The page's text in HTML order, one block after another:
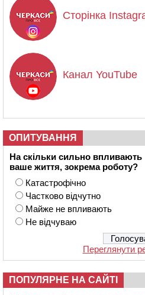
Сторінка
Канал YouTube
ОПИТУВАННЯ
На скільки сильно
ваше життя, зокрема роботу?
Катастрофічно
Частково відчутно
Майже не впливають
Не відчуваю
Переглянути
ПОПУЛЯРНЕ НА САЙТІ